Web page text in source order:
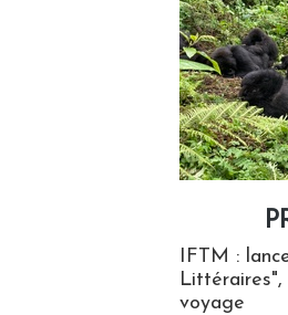
IFTM :
voyage